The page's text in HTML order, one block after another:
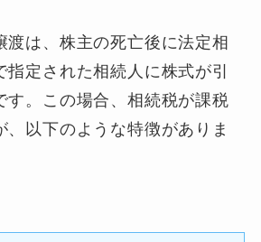
渡は、株主の死亡後に法定相
定された相続人に株式が引
す。この場合、相続税が課税
、以下のような特徴がありま